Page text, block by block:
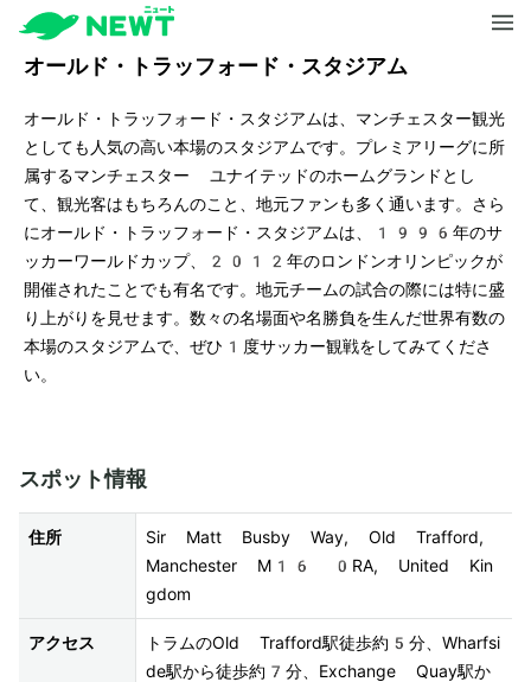
オールド・トラッフォード・スタジアム
オールド・トラッフォード・スタジアムは、マンチェスター観光
としても人気の高い本場のスタジアムです。プレミアリーグに所
属するマンチェスター ユナイテッドのホームグランドとし
て、観光客はもちろんのこと、地元ファンも多く通います。さら
にオールド・トラッフォード・スタジアムは、1996年のサ
ッカーワールドカップ、2012年のロンドンオリンピックが
開催されたことでも有名です。地元チームの試合の際には特に盛
り上がりを見せます。数々の名場面や名勝負を生んだ世界有数の
本場のスタジアムで、ぜひ1度サッカー観戦をしてみてくださ
い。
スポット情報
住所
Sir Matt Busby Way, Old Trafford,
Manchester M16 0RA, United Kin
gdom
アクセス
トラムのOld Trafford駅徒歩約5分、Wharfsi
de駅から徒歩約7分、Exchange Quay駅か